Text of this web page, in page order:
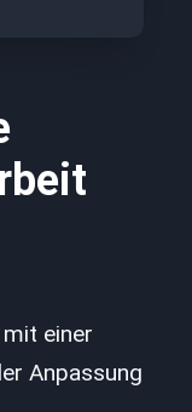
einer
Anpassung